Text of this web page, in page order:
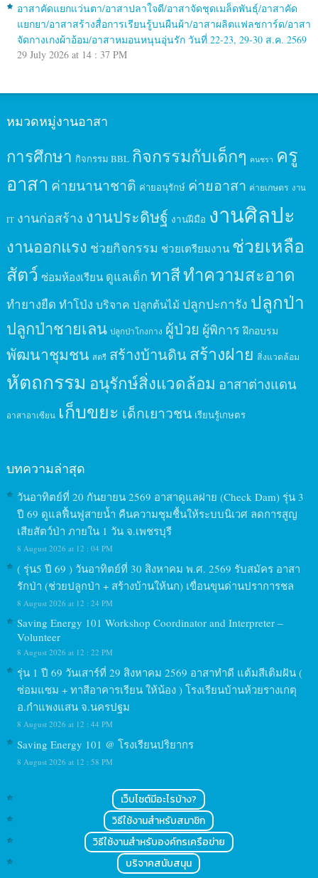
อาสาคัดแยกแว่นตา/อาสาปลาใจดี/อาสาจัดชุดเมล็ดพันธุ์/อาสาคัด
แยกยา/อาสาสร้างสื่อการเรียนรู้บนผืนผ้า/อาสาผลิตแฟลชการ์ด/อาสา
จัดกางเกงผ้าอ้อม/อาสาหมอนหนุนอุ่นรัก วันที่ 22-23, 29-30 ส.ค. 2569
29 July 2026 at 14 : 37 PM
หมวดหมู่งานอาสา
การศึกษา กิจกรรม BBL กิจกรรมกับเด็กๆ คนชรา ครู
อาสา ค่ายนานาชาติ ค่ายอนุรักษ์ ค่ายอาสา ค่ายเกษตร งาน
IT งานก่อสร้าง งานประดิษฐ์ งานฝีมือ งานศิลปะ
งานออกแรง ช่วยกิจกรรม ช่วยเตรียมงาน ช่วยเหลือ
สัตว์ ซ่อมห้องเรียน ดูแลเด็ก ทาสีทำความสะอาด
ทำยางยืด ทำโป่ง บริจาค ปลูกต้นไม้ ปลูกปะการัง ปลูกป่า
ปลูกป่าชายเลน ปลูกป่าโกงกาง ผู้ป่วย ผู้พิการ ฝึกอบรม
พัฒนาชุมชน สตรี สร้างบ้านดินสร้างฝาย สิ่งแวดล้อม
หัตถกรรม อนุรักษ์สิ่งแวดล้อม อาสาต่างแดน
อาสาอาเซียน เก็บขยะ เด็กเยาวชน เรียนรู้เกษตร
บทความล่าสุด
วันอาทิตย์ที่ 20 กันยายน 2569 อาสาดูแลฝาย (Check Dam) รุ่น 3
ปี 69 ดูแลฟื้นฟูสายน้ำ คืนความชุมชื้นให้ระบบนิเวศ ลดการสูญ
เสียสัตว์ป่า ภายใน 1 วัน จ.เพชรบุรี
8 August 2026 at 12 : 04 PM
( รุ่น5 ปี 69 ) วันอาทิตย์ที่ 30 สิงหาคม พ.ศ. 2569 รับสมัคร อาสา
รักป่า (ช่วยปลูกป่า + สร้างบ้านให้นก) เขื่อนขุนด่านปราการชล
8 August 2026 at 12 : 24 PM
Saving Energy 101 Workshop Coordinator and Interpreter –
Volunteer
8 August 2026 at 12 : 22 PM
รุ่น 1 ปี 69 วันเสาร์ที่ 29 สิงหาคม 2569 อาสาทำดี แต้มสีเติมฝัน (
ซ่อมแซม + ทาสีอาคารเรียน ให้น้อง ) โรงเรียนบ้านห้วยรางเกตุ
อ.กำแพงแสน จ.นครปฐม
8 August 2026 at 12 : 44 PM
Saving Energy 101 @ โรงเรียนปริยากร
8 August 2026 at 12 : 58 PM
เว็บไซต์มีอะไรบ้าง?
วิธีใช้งานสำหรับสมาชิก
วิธีใช้งานสำหรับองค์กรเครือข่าย
บริจาคสนับสนุน